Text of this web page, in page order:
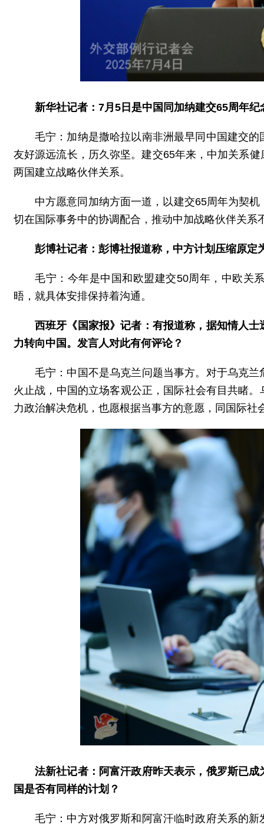
新华社记者：7月5日是中国同加纳建交65周年
毛宁：加纳是撒哈拉以南非洲最早同中国建交
友好源远流长，历久弥坚。建交65年来，中加关系
两国建立战略伙伴关系。
中方愿意同加纳方面一道，以建交65周年为契
切在国际事务中的协调配合，推动中加战略伙伴关系
彭博社记者：彭博社报道称，中方计划压缩原
毛宁：今年是中国和欧盟建交50周年，中欧关
晤，就具体安排保持着沟通。
西班牙《国家报》记者：有报道称，据知情人
力转向中国。发言人对此有何评论？
毛宁：中国不是乌克兰问题当事方。对于乌克
火止战，中国的立场客观公正，国际社会有目共睹
力政治解决危机，也愿根据当事方的意愿，同国际社
法新社记者：阿富汗政府昨天表示，俄罗斯已
国是否有同样的计划？
毛宁：中方对俄罗斯和阿富汗临时政府关系的